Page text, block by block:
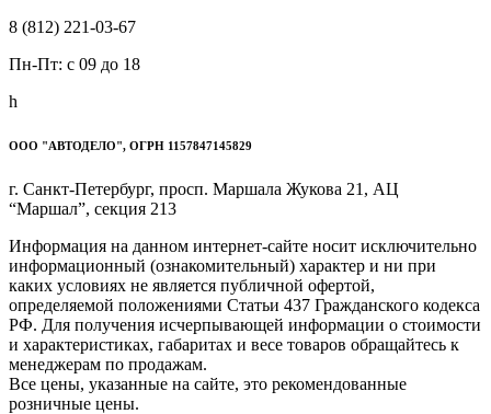
8 (812) 221-03-67
Пн-Пт: c 09 до 18
h
ООО "АВТОДЕЛО", ОГРН 1157847145829
г. Санкт-Петербург, просп. Маршала Жукова 21, АЦ
“Маршал”, секция 213
Информация на данном интернет-сайте носит исключительно
информационный (ознакомительный) характер и ни при
каких условиях не является публичной офертой,
определяемой положениями Статьи 437 Гражданского кодекса
РФ. Для получения исчерпывающей информации о стоимости
и характеристиках, габаритах и весе товаров обращайтесь к
менеджерам по продажам.
Все цены, указанные на сайте, это рекомендованные
розничные цены.